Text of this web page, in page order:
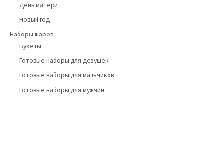
День матери
Новый год
Наборы шаров
Букеты
Готовые наборы для девушек
Готовые наборы для мальчиков
Готовые наборы для мужчин